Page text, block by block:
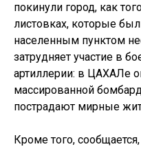
покинули город, как
листовках, которые
населенным пунктом
затрудняет участие в
артиллерии: в ЦАХАЛе
массированной
пострадают мирные
Кроме того,